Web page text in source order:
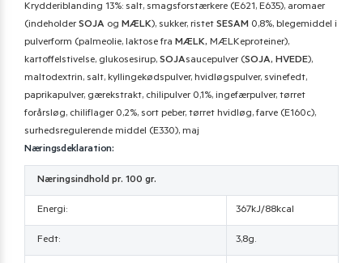
Krydderiblanding 13%: salt, smagsforstærkere (E621, E635), aromaer
(indeholder SOJA og MÆLK), sukker, ristet SESAM 0,8%, blegemiddel i
pulverform (palmeolie, laktose fra MÆLK, MÆLKeproteiner),
kartoffelstivelse, glukosesirup, SOJAsaucepulver (SOJA, HVEDE),
maltodextrin, salt, kyllingekødspulver, hvidløgspulver, svinefedt,
paprikapulver, gærekstrakt, chilipulver 0,1%, ingefærpulver, tørret
forårsløg, chiliflager 0,2%, sort peber, tørret hvidløg, farve (E160c),
surhedsregulerende middel (E330), maj
Næringsdeklaration:
Næringsindhold pr. 100 gr.
Energi: 367kJ/88kcal
Fedt: 3,8g.